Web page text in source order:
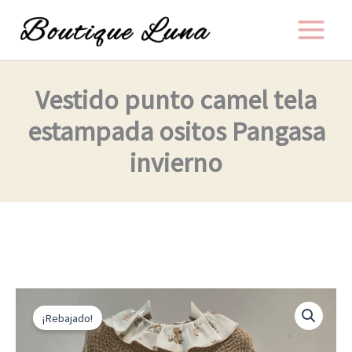
Vestido punto camel tela
estampada ositos Pangasa
invierno
¡Rebajado!precio
original
El
precio
actual
punto
camel